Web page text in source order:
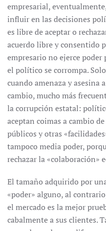
empresarial,
influir en las decisiones
es libre de aceptar o
acuerdo libre y consentido
empresario no ejerce
el político se corrompa.
cuando amenaza y asesina
cambio, mucho más
la corrupción estatal:
aceptan coimas a cambio
públicos y otras
tampoco media poder,
rechazar la «colaboración»
El tamaño adquirido por
«poder» alguno, al
el mercado es la mejor
cabalmente a sus clientes.